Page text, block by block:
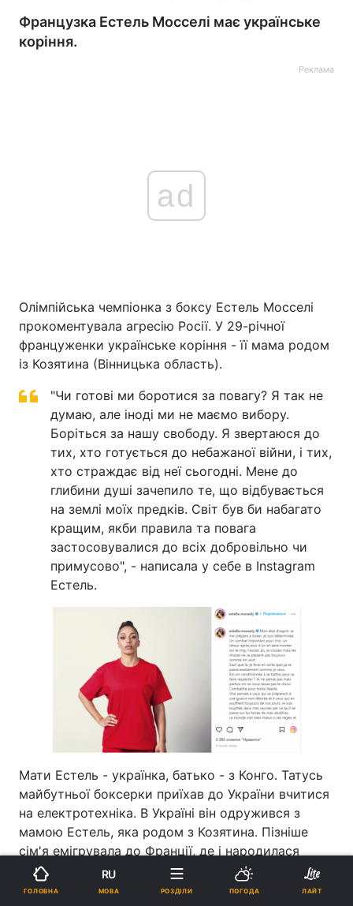
Французка Естель Мосселі має українське
коріння.
Реклама
ad
Олімпійська чемпіонка з боксу Естель Мосселі
прокоментувала агресію Росії. У 29-річної
француженки українське коріння - її мама родом
із Козятина (Вінницька область).
"Чи готові ми боротися за повагу? Я так не
думаю, але іноді ми не маємо вибору.
Боріться за нашу свободу. Я звертаюся до
тих, хто готується до небажаної війни, і тих,
хто страждає від неї сьогодні. Мене до
глибини душі зачепило те, що відбувається
на землі моїх предків. Світ був би набагато
кращим, якби правила та повага
застосовувалися до всіх добровільно чи
примусово", - написала у себе в Іnstagram
Естель.
Мати Естель - українка, батько - з Конго. Татусь
майбутньої боксерки приїхав до України вчитися
на електротехніка. В Україні він одружився з
мамою Естель, яка родом з Козятина. Пізніше
сім'я емігрувала до Франції, де і народилася
Естель.
ГОЛОВНА
RU
МОВА РОЗДІЛИ ПОГОДА ЛАЙТ